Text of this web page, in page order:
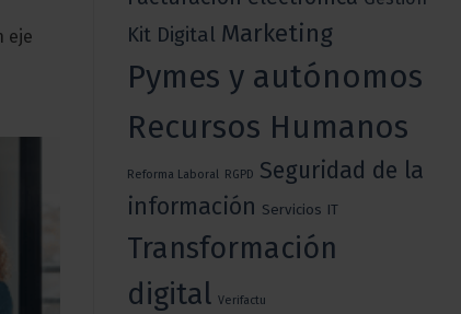
eje
Kit Digital Marketing
Pymes y autónomos
Recursos Humanos
Reforma Laboral RGPD Seguridad de la
información Servicios IT
Transformación
digital Verifactu